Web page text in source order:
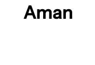
Aman